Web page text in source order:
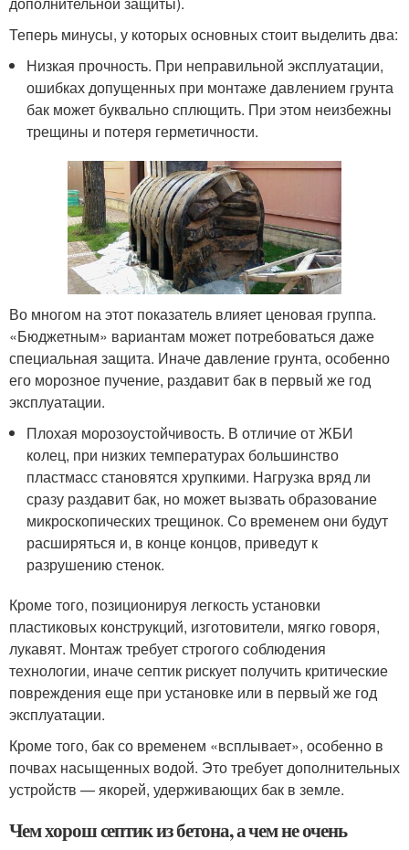
Теперь минусы, у которых основных стоит выделить два:
Низкая прочность. При неправильной эксплуатации,
ошибках допущенных при монтаже давлением грунта
бак может буквально сплющить. При этом неизбежны
трещины и потеря герметичности.
Во многом на этот показатель влияет ценовая группа.
«Бюджетным» вариантам может потребоваться даже
специальная защита. Иначе давление грунта, особенно
его морозное пучение, раздавит бак в первый же год
эксплуатации.
Плохая морозоустойчивость. В отличие от ЖБИ
колец, при низких температурах большинство
пластмасс становятся хрупкими. Нагрузка вряд ли
сразу раздавит бак, но может вызвать образование
микроскопических трещинок. Со временем они будут
расширяться и, в конце концов, приведут к
разрушению стенок.
Кроме того, позиционируя легкость установки
пластиковых конструкций, изготовители, мягко говоря,
лукавят. Монтаж требует строгого соблюдения
технологии, иначе септик рискует получить критические
повреждения еще при установке или в первый же год
эксплуатации.
Кроме того, бак со временем «всплывает», особенно в
почвах насыщенных водой. Это требует дополнительных
устройств — якорей, удерживающих бак в земле.
Чем хорош септик из бетона, а чем не очень